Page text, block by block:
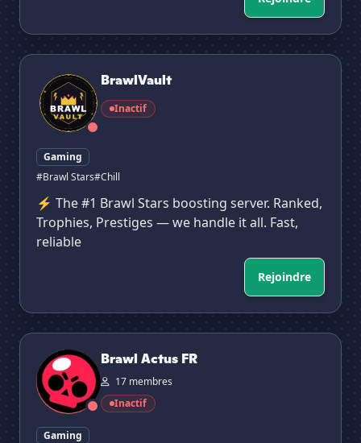
BrawlVault
BrawlVault
Inactif
Gaming
#Brawl Stars#Chill
⚡ The #1 Brawl Stars boosting server. Ranked,
Trophies, Prestiges — we handle it all. Fast,
reliable
Rejoindre
Brawl Actus FR
Brawl Actus FR
17 membres
Inactif
Gaming